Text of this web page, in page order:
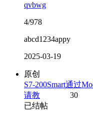
qvbwg
4/978
abcd1234appy
2025-03-19
原创
S7-200Smart通过
请教
30
已结帖